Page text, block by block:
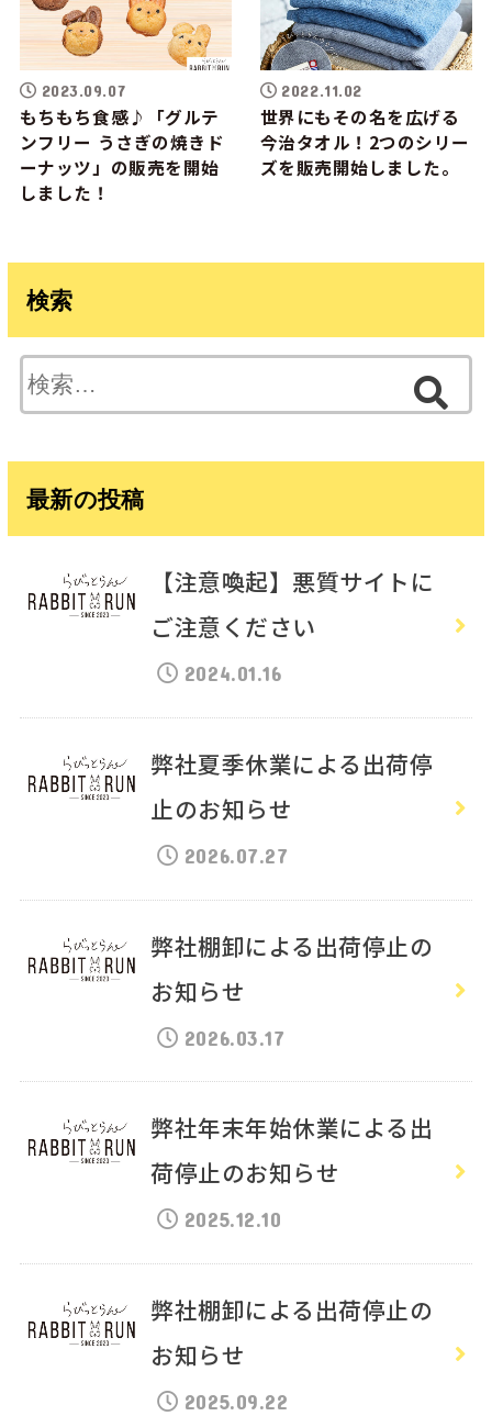
2023.09.07
もちもち食感♪「グルテ
ンフリー うさぎの焼きド
ーナッツ」の販売を開始
しました！
2022.11.02
世界にもその名を広げる
今治タオル！2つのシリー
ズを販売開始しました。
検索
索:
最新の投稿
【注意喚起】悪質サイトに
ご注意ください
2024.01.16
弊社夏季休業による出荷停
止のお知らせ
2026.07.27
弊社棚卸による出荷停止の
お知らせ
2026.03.17
弊社年末年始休業による出
荷停止のお知らせ
2025.12.10
弊社棚卸による出荷停止の
お知らせ
2025.09.22